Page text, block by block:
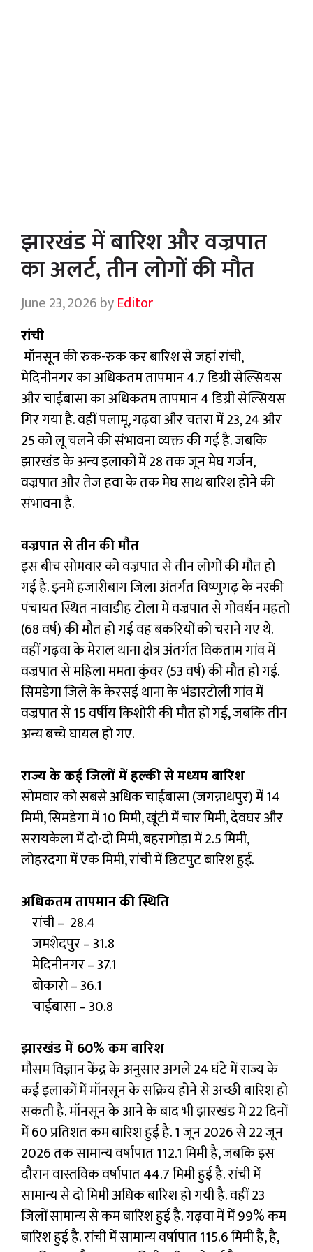
झारखंड में बारिश और वज्रपात
का अलर्ट, तीन लोगों की मौत
June 23, 2026byEditor
रांची
मॉनसून की रुक-रुक कर बारिश से जहां रांची,
मेदिनीनगर का अधिकतम तापमान 4.7 डिग्री सेल्सियस
और चाईबासा का अधिकतम तापमान 4 डिग्री सेल्सियस
गिर गया है. वहीं पलामू, गढ़वा और चतरा में 23, 24 और
25 को लू चलने की संभावना व्यक्त की गई है. जबकि
झारखंड के अन्य इलाकों में 28 तक जून मेघ गर्जन,
वज्रपात और तेज हवा के तक मेघ साथ बारिश होने की
संभावना है.
वज्रपात से तीन की मौत
इस बीच सोमवार को वज्रपात से तीन लोगों की मौत हो
गई है. इनमें हजारीबाग जिला अंतर्गत विष्णुगढ़ के नरकी
पंचायत स्थित नावाडीह टोला में वज्रपात से गोवर्धन महतो
(68 वर्ष) की मौत हो गई वह बकरियों को चराने गए थे.
वहीं गढ़वा के मेराल थाना क्षेत्र अंतर्गत विकताम गांव में
वज्रपात से महिला ममता कुंवर (53 वर्ष) की मौत हो गई.
सिमडेगा जिले के केरसई थाना के भंडारटोली गांव में
वज्रपात से 15 वर्षीय किशोरी की मौत हो गई, जबकि तीन
अन्य बच्चे घायल हो गए.
राज्य के कई जिलों में हल्की से मध्यम बारिश
सोमवार को सबसे अधिक चाईबासा (जगन्नाथपुर) में 14
मिमी, सिमडेगा में 10 मिमी, खूंटी में चार मिमी, देवघर और
सरायकेला में दो-दो मिमी, बहरागोड़ा में 2.5 मिमी,
लोहरदगा में एक मिमी, रांची में छिटपुट बारिश हुई.
अधिकतम तापमान की स्थिति
रांची – 28.4
जमशेदपुर – 31.8
मेदिनीनगर – 37.1
बोकारो – 36.1
चाईबासा – 30.8
झारखंड में 60% कम बारिश
मौसम विज्ञान केंद्र के अनुसार अगले 24 घंटे में राज्य के
कई इलाकों में मॉनसून के सक्रिय होने से अच्छी बारिश हो
सकती है. मॉनसून के आने के बाद भी झारखंड में 22 दिनों
में 60 प्रतिशत कम बारिश हुई है. 1 जून 2026 से 22 जून
2026 तक सामान्य वर्षापात 112.1 मिमी है, जबकि इस
दौरान वास्तविक वर्षापात 44.7 मिमी हुई है. रांची में
सामान्य से दो मिमी अधिक बारिश हो गयी है. वहीं 23
जिलों सामान्य से कम बारिश हुई है. गढ़वा में में 99% कम
बारिश हुई है. रांची में सामान्य वर्षापात 115.6 मिमी है, है,